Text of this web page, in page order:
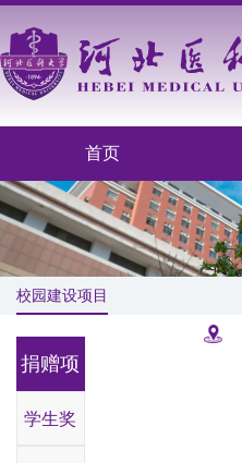
首页
校园建设项目
捐赠项
目
学生奖